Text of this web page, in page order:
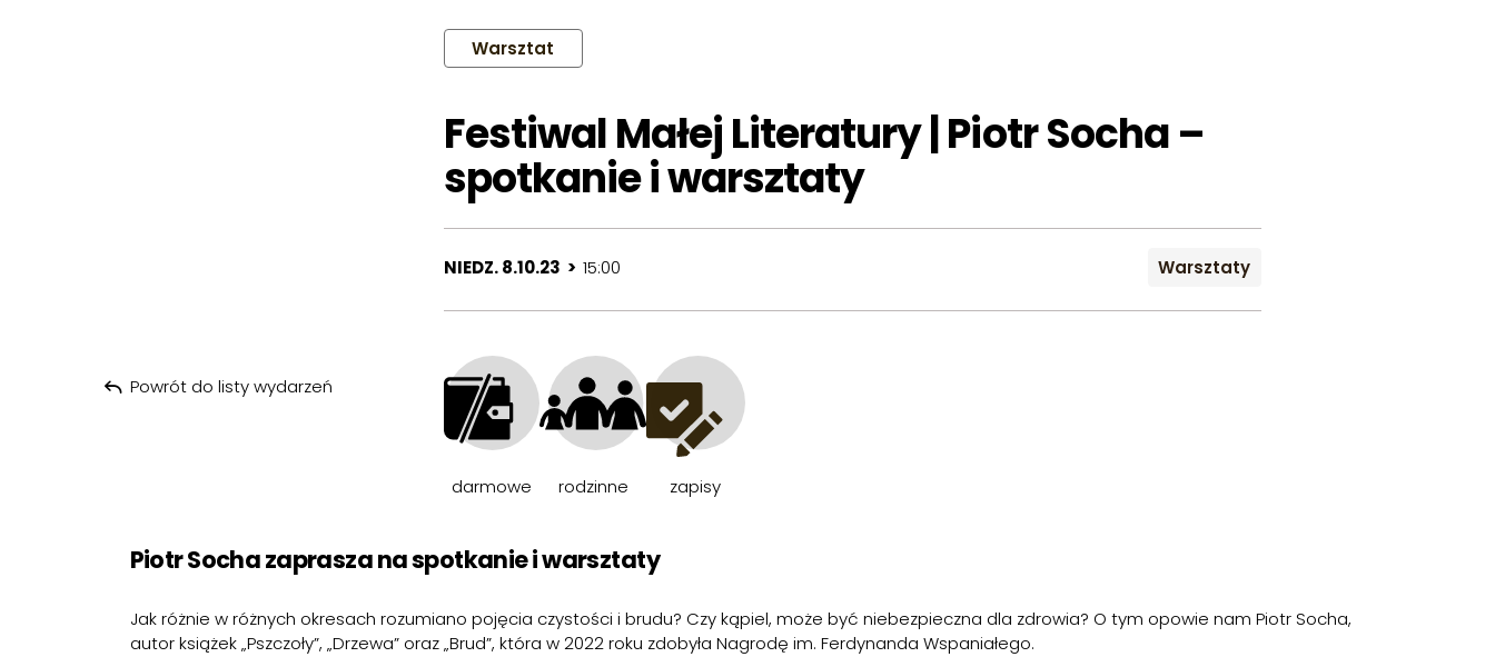
Warsztat
Festiwal Małej Literatury | Piotr Socha –
spotkanie i warsztaty
NIEDZ. 8.10.23 > 15:00 Warsztaty
darmowe rodzinne zapisy
Powrót do listy wydarzeń
Piotr Socha zaprasza na spotkanie i warsztaty
Jak różnie w różnych okresach rozumiano pojęcia czystości i brudu? Czy kąpiel, może być niebezpieczna dla zdrowia? O tym opowie nam Piotr Socha,
autor książek „Pszczoły”, „Drzewa” oraz „Brud”, która w 2022 roku zdobyła Nagrodę im. Ferdynanda Wspaniałego.